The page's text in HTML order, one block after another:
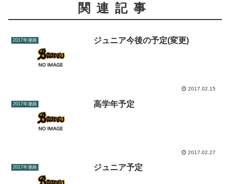
関連記事
2017年連絡 ジュニア今後の予定(変更)
2017.02.15
2017年連絡 高学年予定
2017.02.27
2017年連絡 ジュニア予定